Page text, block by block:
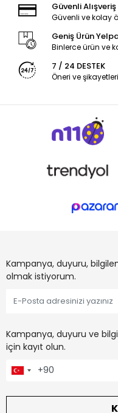
Güvenli Alışveriş
Güvenli ve kolay
Geniş Ürün
Binlerce ürün ve
7 / 24 DESTEK
Öneri ve
Kampanya, duyuru,
olmak istiyorum.
Kampanya, duyuru ve
için kayıt olun.